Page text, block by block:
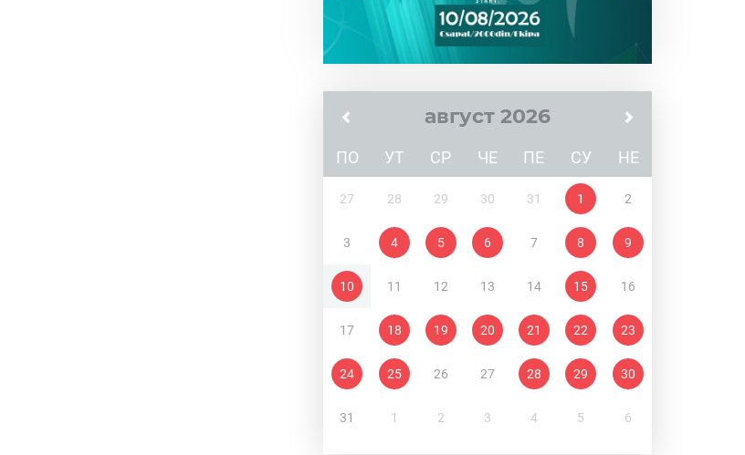
август 2026
ПО УТ СР ЧЕ ПЕ СУ НЕ
27 28 29 30 31 1 2
3 4 5 6 7 8 9
10 11 12 13 14 15 16
17 18 19 20 21 22 23
24 25 26 27 28 29 30
31 1 2 3 4 5 6